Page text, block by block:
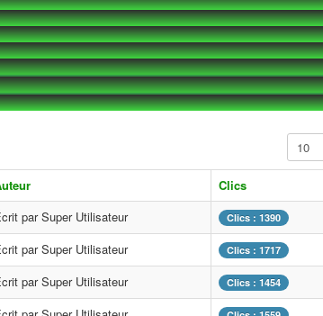
Clics
par Super Utilisateur Clics : 1390
par Super Utilisateur Clics : 1717
par Super Utilisateur Clics : 1454